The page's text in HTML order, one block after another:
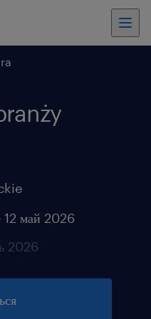
12 май 2026
2026